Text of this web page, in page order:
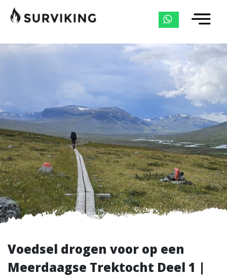
Voedsel drogen voor op een
Meerdaagse Trektocht Deel 1 |